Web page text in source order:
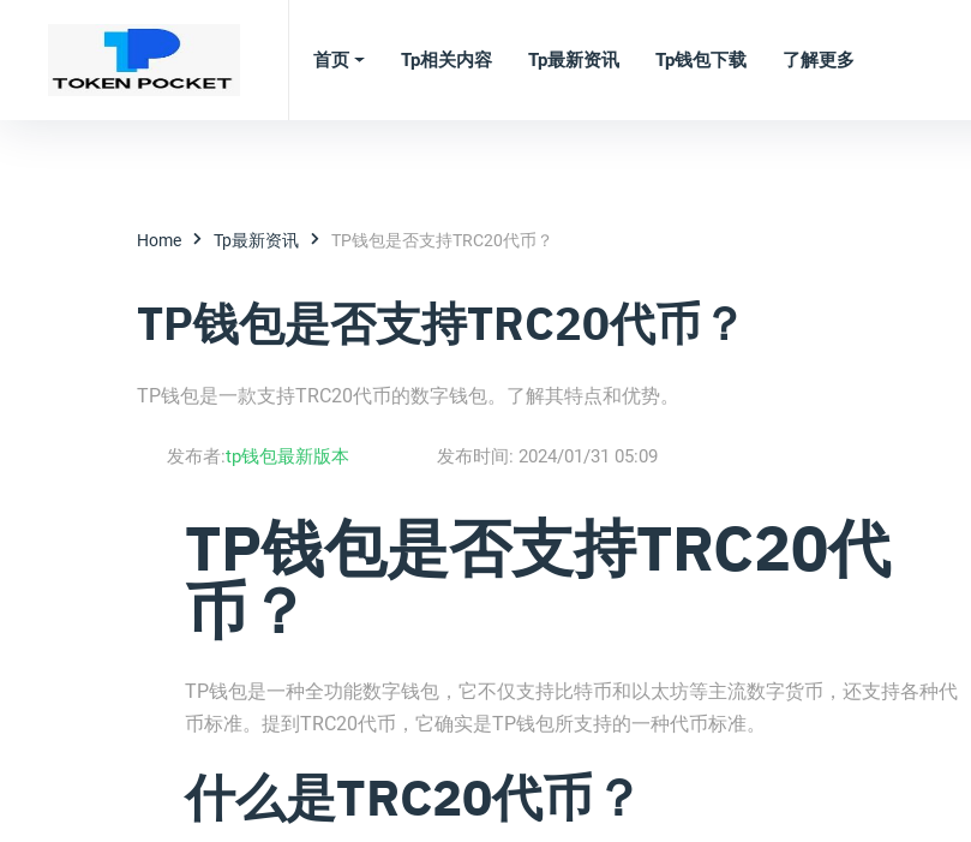
首页 Tp相关内容 Tp最新资讯 Tp钱包下载 了解更多
Home Tp最新资讯 TP钱包是否支持TRC20代币？
TP钱包是否支持TRC20代币？
TP钱包是一款支持TRC20代币的数字钱包。了解其特点和优势。
发布者:tp钱包最新版本 发布时间: 2024/01/31 05:09
TP钱包是否支持TRC20代
币？
TP钱包是一种全功能数字钱包，它不仅支持比特币和以太坊等主流数字货币，还支持各种代
币标准。提到TRC20代币，它确实是TP钱包所支持的一种代币标准。
什么是TRC20代币？